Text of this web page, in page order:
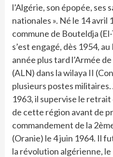
l’Algérie, son épopée, ses
nationales ». Né le 14 avril
commune de Bouteldja
s’est engagé, dès 1954,
année plus tard l’Armée
(ALN) dans la wilaya II
plusieurs postes
1963, il supervise le
de cette région avant de
commandement de la
(Oranie) le 4 juin 1964. Il
la révolution algérienne,